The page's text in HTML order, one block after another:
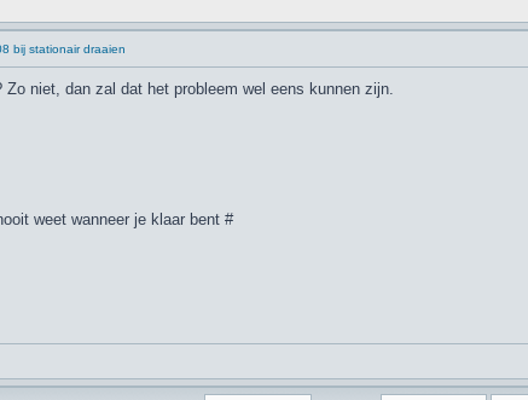
bij stationair draaien
niet, dan zal dat het probleem wel eens kunnen zijn.
weet wanneer je klaar bent #